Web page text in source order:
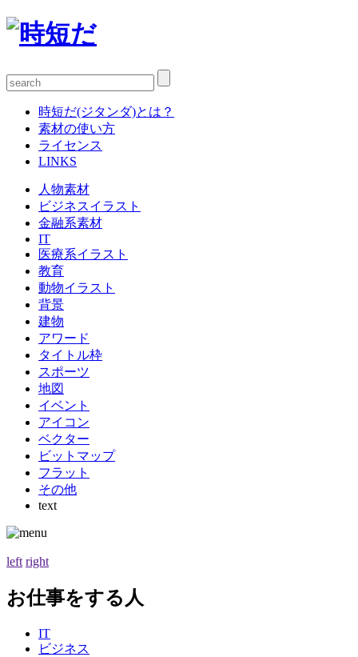
時短だ(ジタンダ)とは？
素材の使い方
ライセンス
LINKS
人物素材
ビジネスイラスト
金融系素材
IT
医療系イラスト
教育
動物イラスト
背景
建物
アワード
タイトル枠
スポーツ
地図
イベント
アイコン
ベクター
ビットマップ
フラット
その他
text
left right
お仕事をする人
IT
ビジネス